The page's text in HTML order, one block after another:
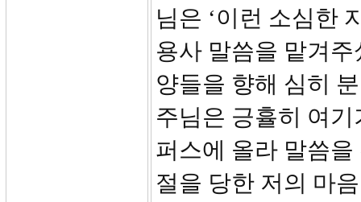
님은 ‘이런 소심한
용사 말씀을 맡겨
양들을 향해 심히
주님은 긍휼히 여
퍼스에 올라 말씀
절을 당한 저의 마